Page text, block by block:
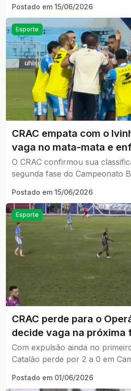
fase de grupos da Série D sem
partidas.
Postado em 15/06/2026
Esporte
CRAC empata com o
vaga no mata-mata e
Tombense na segunda
O CRAC confirmou sua
segunda fase do Campeonato
Postado em 15/06/2026
Esporte
CRAC perde para o
decide vaga na próxima
Ivinhema em Catalão
Com expulsão ainda no
Catalão perde por 2 a 0 em
competição.
Postado em 01/06/2026